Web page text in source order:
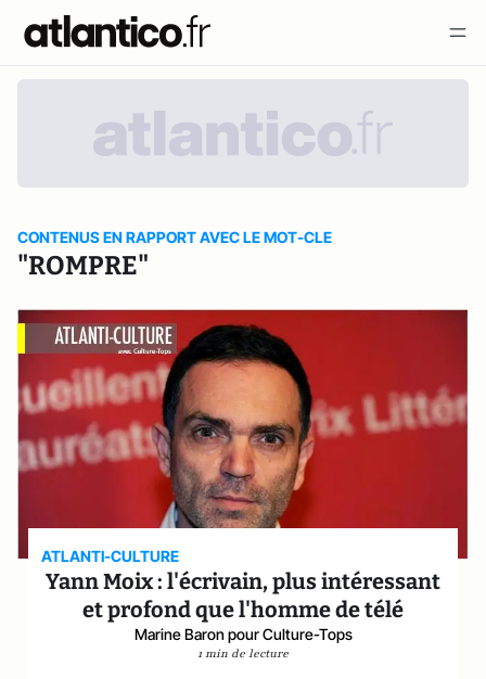
CONTENUS EN RAPPORT AVEC LE MOT-CLE
"ROMPRE"
ATLANTI-CULTURE
Yann Moix : l'écrivain, plus intéressant
et profond que l'homme de télé
Marine Baron pour Culture-Tops
1 min de lecture